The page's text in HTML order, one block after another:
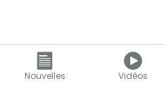
Nouvelles Vidéos